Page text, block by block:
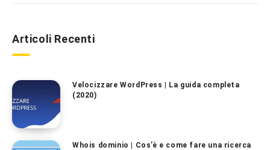
Articoli Recenti
Velocizzare WordPress | La guida completa
(2020)
Whois dominio | Cos’è e come fare una ricerca